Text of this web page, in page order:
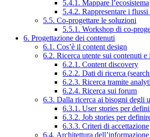
5.4.1. Mappare l’ecosistema
5.4.2. Rappresentare i
5.5. Co-progettare le soluzioni
5.5.1. Workshop di co-
6. Progettazione dei contenuti
6.1. Cos’è il content design
6.2. Ricerca utente sui contenuti
6.2.1. Content discovery
6.2.2. Dati di ricerca
6.2.3. Ricerca tramite
6.2.4. Ricerca sui forum
6.3. Dalla ricerca ai bisogni degli
6.3.1. User stories per
6.3.2. Job stories per
6.3.3. Criteri di accettazione
6.4. Architettura dell’informazione